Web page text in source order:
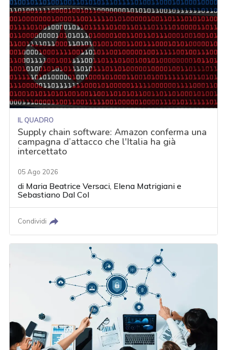
IL QUADRO
Supply chain software: Amazon conferma una
campagna d’attacco che l'Italia ha già
intercettato
05 Ago 2026
di Maria Beatrice Versaci Elena Matrigiani e
Sebastiano Dal Col
Condividi